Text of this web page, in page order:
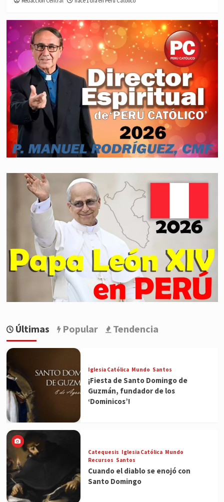
Últimas Popular Tendencia
Iglesia Católica Mundo Santos
¡Fiesta de Santo Domingo de
Guzmán, fundador de los
‘Dominicos’!
Catequesis Iglesia Católica Mundo
Recursos Santos
Cuando el diablo se enojó con
Santo Domingo